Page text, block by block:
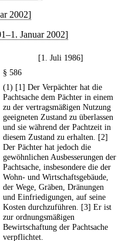
2002]
Januar 2002]
[1. Juli 1986]
§ 586
(1) [1] Der Verpächter hat die
Pachtsache dem Pächter in einem
zu der vertragsmäßigen Nutzung
geeigneten Zustand zu überlassen
und sie während der Pachtzeit in
diesem Zustand zu erhalten. [2]
Der Pächter hat jedoch die
gewöhnlichen Ausbesserungen der
Pachtsache, insbesondere die der
Wohn- und Wirtschaftsgebäude,
der Wege, Gräben, Dränungen
und Einfriedigungen, auf seine
Kosten durchzuführen. [3] Er ist
zur ordnungsmäßigen
Bewirtschaftung der Pachtsache
verpflichtet.